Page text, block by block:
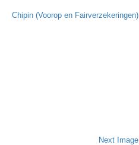
Chipin (Voorop en Fairverzekeringen)
Next Image